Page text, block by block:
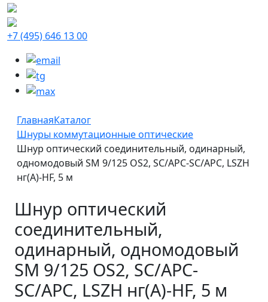
+7 (495) 646 13 00
ГлавнаяКаталог
Шнуры коммутационные оптические
Шнур оптический соединительный, одинарный,
одномодовый SM 9/125 OS2, SC/APC-SC/APC, LSZH
нг(A)-HF, 5 м
Шнур оптический
соединительный,
одинарный, одномодовый
SM 9/125 OS2, SC/APC-
SC/APC, LSZH нг(A)-HF, 5 м